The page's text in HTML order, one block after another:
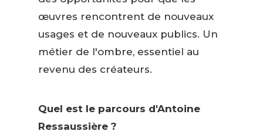
œuvres rencontrent de nouveaux
usages et de nouveaux publics. Un
métier de l'ombre, essentiel au
revenu des créateurs.
Quel est le parcours d'Antoine
Ressaussière ?